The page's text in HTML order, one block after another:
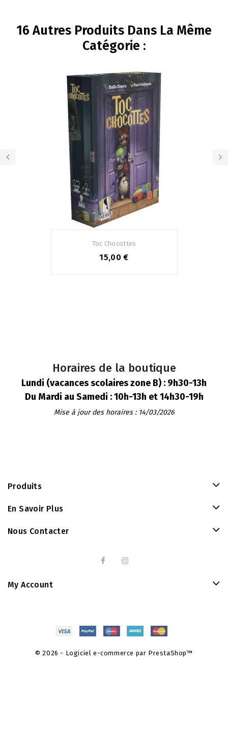
16 Autres Produits Dans La Même
Catégorie :
Toc Chocottes
15,00 €
Horaires de la boutique
Lundi (vacances scolaires zone B) : 9h30-13h
Du Mardi au Samedi : 10h-13h et 14h30-19h
Mise à jour des horaires : 14/03/2026
Produits
En Savoir Plus
Nous Contacter
My Account
© 2026 - Logiciel e-commerce par PrestaShop™